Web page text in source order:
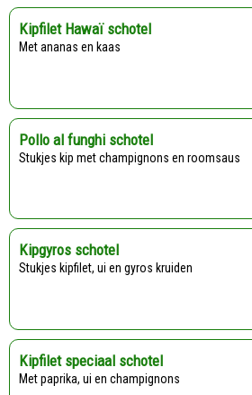
Kipfilet Hawaï schotel
Met ananas en kaas
Pollo al funghi schotel
Stukjes kip met champignons en roomsaus
Kipgyros schotel
Stukjes kipfilet, ui en gyros kruiden
Kipfilet speciaal schotel
Met paprika, ui en champignons